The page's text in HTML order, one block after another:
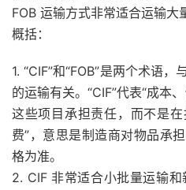
FOB 运输方式非常适合运输大
概括：
1. “CIF”和“FOB”是两个术语
的运输有关。“CIF”代表“成本
这些项目承担责任，而不是在
费”，意思是制造商对物品承
格为准。
2. CIF 非常适合小批量运输